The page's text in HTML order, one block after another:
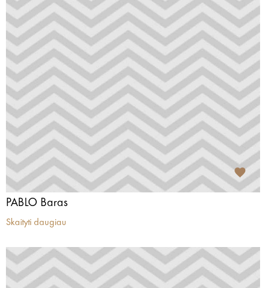
PABLO Baras
Skaityti daugiau